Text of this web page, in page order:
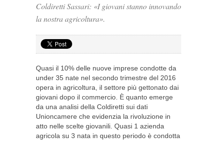
Coldiretti Sassari: «I giovani stanno innovando
la nostra agricoltura».
Quasi il 10% delle nuove imprese condotte da
under 35 nate nel secondo trimestre del 2016
opera in agricoltura, il settore più gettonato dai
giovani dopo il commercio. È quanto emerge
da una analisi della Coldiretti sui dati
Unioncamere che evidenzia la rivoluzione in
atto nelle scelte giovanili. Quasi 1 azienda
agricola su 3 nata in questo periodo è condotta